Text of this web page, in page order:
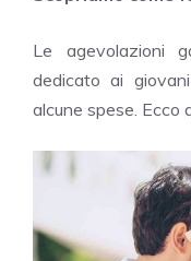
Le agevolazioni
dedicato ai
alcune spese. Ecco